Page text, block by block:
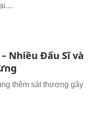
Nhiều Đấu Sĩ và
thêm sát thương gây